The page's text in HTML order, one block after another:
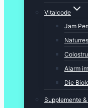
Vitalcode
Jam
Alarm
Die
Supplemente